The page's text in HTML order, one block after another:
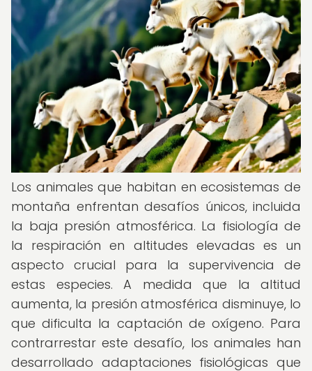
Los animales que habitan en ecosistemas de
montaña enfrentan desafíos únicos, incluida
la baja presión atmosférica. La fisiología de
la respiración en altitudes elevadas es un
aspecto crucial para la supervivencia de
estas especies. A medida que la altitud
aumenta, la presión atmosférica disminuye, lo
que dificulta la captación de oxígeno. Para
contrarrestar este desafío, los animales han
desarrollado adaptaciones fisiológicas que